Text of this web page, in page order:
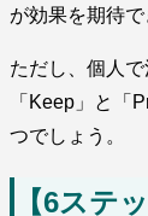
が効果を期待で
ただし、個人
「Keep」と「
つでしょう。
【6ステ